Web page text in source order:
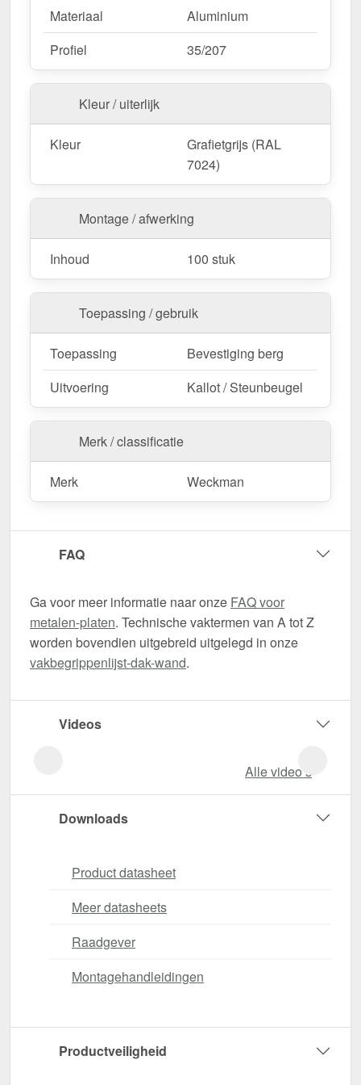
Materiaal
Aluminium
Profiel
35/207
Kleur / uiterlijk
Kleur
Grafietgrijs (RAL
7024)
Montage / afwerking
Inhoud 100 stuk
Toepassing / gebruik
Toepassing
Bevestiging berg
Uitvoering
Kallot / Steunbeugel
Merk / classificatie
Merk Weckman
FAQ
Ga voor meer informatie naar onze FAQ voor
metalen-platen. Technische vaktermen van A tot Z
worden bovendien uitgebreid uitgelegd in onze
vakbegrippenlijst-dak-wand.
Videos
Alle video‘s
Downloads
Product datasheet
Meer datasheets
Raadgever
Montagehandleidingen
Productveiligheid